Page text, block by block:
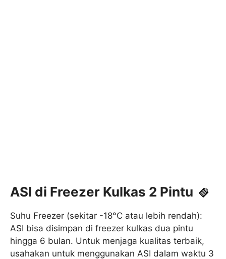
ASI di Freezer Kulkas 2 Pintu
Suhu Freezer (sekitar -18°C atau lebih rendah):
ASI bisa disimpan di freezer kulkas dua pintu
hingga 6 bulan. Untuk menjaga kualitas terbaik,
usahakan untuk menggunakan ASI dalam waktu 3